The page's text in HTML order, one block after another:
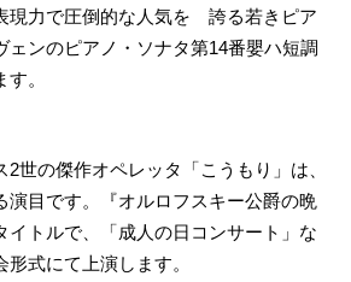
現力で圧倒的な人気を 誇る若きピア
ェンのピアノ・ソナタ第14番嬰ハ短調
す。
2世の傑作オペレッタ「こうもり」は、
演目です。『オルロフスキー公爵の晩
イトルで、「成人の日コンサート」な
式にて上演します。